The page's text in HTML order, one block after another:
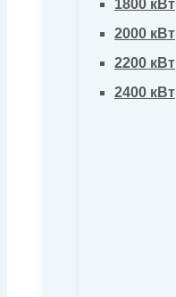
1800 кВт
2000 кВт
2200 кВт
2400 кВт